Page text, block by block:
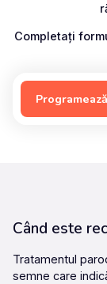
Completați
Când este
Tratamentul
semne care